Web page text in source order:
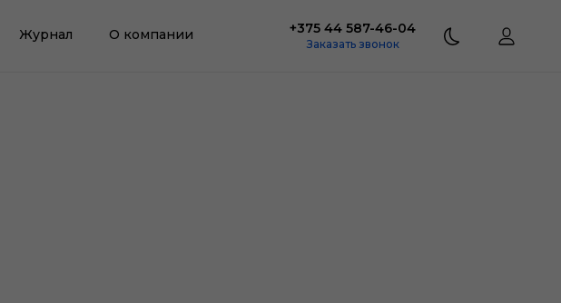
Журнал О компании +375 44 587-46-04
Заказать звонок